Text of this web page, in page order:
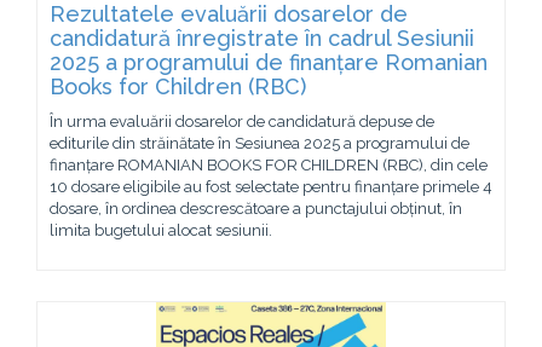
Rezultatele evaluării dosarelor de
candidatură înregistrate în cadrul Sesiunii
2025 a programului de finanțare Romanian
Books for Children (RBC)
În urma evaluării dosarelor de candidatură depuse de
editurile din străinătate în Sesiunea 2025 a programului de
finanțare ROMANIAN BOOKS FOR CHILDREN (RBC), din cele
10 dosare eligibile au fost selectate pentru finanțare primele 4
dosare, în ordinea descrescătoare a punctajului obținut, în
limita bugetului alocat sesiunii.